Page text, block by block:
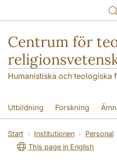
Centrum för
Humanistiska och teologiska
Utbildning Forskning
Institutionen
Start Institutionen Personal
This page in English